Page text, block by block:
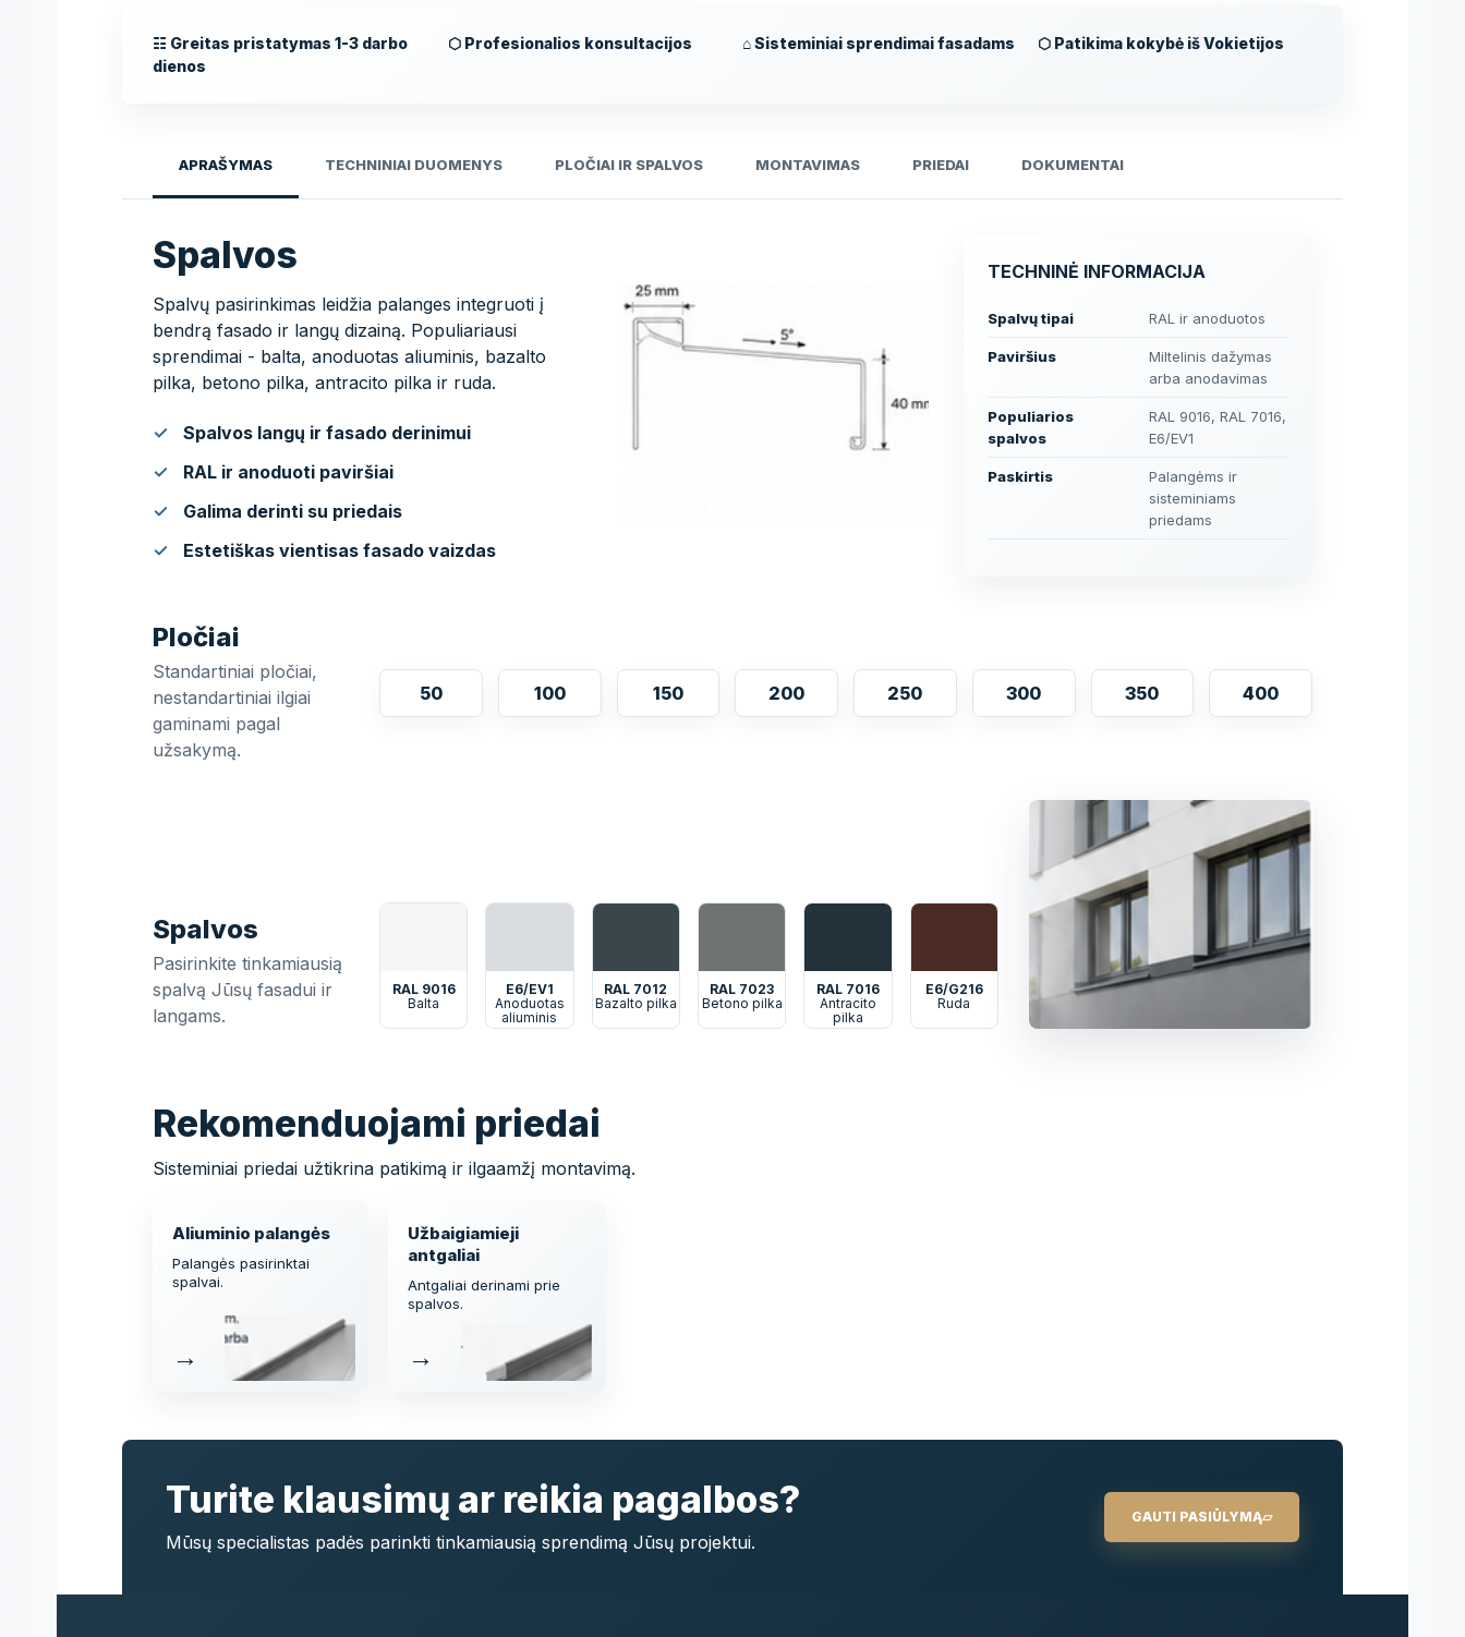
☷ Greitas pristatymas 1-3 darbo
dienos
⬡ Profesionalios konsultacijos ⌂ Sisteminiai sprendimai fasadams ⬡ Patikima kokybė iš Vokietijos
APRAŠYMAS TECHNINIAI DUOMENYS PLOČIAI IR SPALVOS MONTAVIMAS PRIEDAI DOKUMENTAI
Spalvos
Spalvų pasirinkimas leidžia palanges integruoti į
bendrą fasado ir langų dizainą. Populiariausi
sprendimai - balta, anoduotas aliuminis, bazalto
pilka, betono pilka, antracito pilka ir ruda.
Spalvos langų ir fasado derinimui
RAL ir anoduoti paviršiai
Galima derinti su priedais
Estetiškas vientisas fasado vaizdas
TECHNINĖ INFORMACIJA
Spalvų tipai RAL ir anoduotos
Paviršius
Miltelinis dažymas
arba anodavimas
Populiarios
spalvos
RAL 9016, RAL 7016,
E6/EV1
Paskirtis
Palangėms ir
sisteminiams
priedams
Pločiai
Standartiniai pločiai,
nestandartiniai ilgiai
gaminami pagal
užsakymą.
50 100 150 200 250 300 350 400
Spalvos
Pasirinkite tinkamiausią
spalvą Jūsų fasadui ir
langams.
RAL 9016
Balta
E6/EV1
Anoduotas
aliuminis
RAL 7012
Bazalto pilka
RAL 7023
Betono pilka
RAL 7016
Antracito
pilka
E6/G216
Ruda
Rekomenduojami priedai
Sisteminiai priedai užtikrina patikimą ir ilgaamžį montavimą.
Aliuminio palangės
Palangės pasirinktai
spalvai.
→
Užbaigiamieji
antgaliai
Antgaliai derinami prie
spalvos.
→
Turite klausimų ar reikia pagalbos?
Mūsų specialistas padės parinkti tinkamiausią sprendimą Jūsų projektui.
GAUTI PASIŪLYMĄ▱